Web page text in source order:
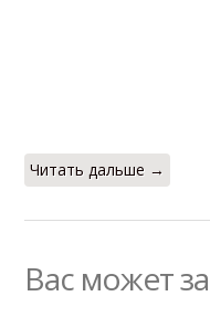
Читать дальше →
Вас может